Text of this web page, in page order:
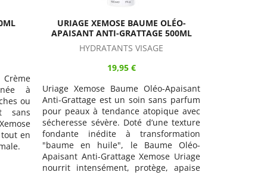
avec
texture
URIAGE XEMOSE CÉRAT 200ML
HYDRATANTS VISAGE
destiné à l'hydratation quotidienne des
peaux extrêmement sèches ou à
tendance atopique, ichtyosique,
psoriasique. Le Cérat Xémose nourrit
et lisse la peau. Il restaure la barrière
cutanée et apaise les irritations.